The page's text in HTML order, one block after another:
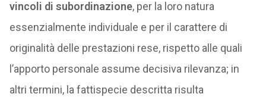
vincoli di subordinazione, per la loro natura
essenzialmente individuale e per il carattere di
originalità delle prestazioni rese, rispetto alle quali
l’apporto personale assume decisiva rilevanza; in
altri termini, la fattispecie descritta risulta